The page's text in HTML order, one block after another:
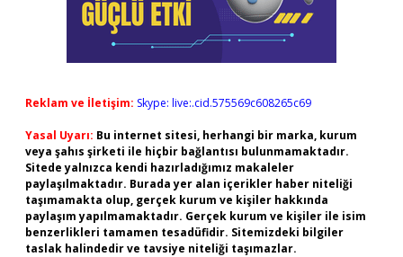
Reklam ve İletişim: Skype: live:.cid.575569c608265c69
Yasal Uyarı: Bu internet sitesi, herhangi bir marka, kurum
veya şahıs şirketi ile hiçbir bağlantısı bulunmamaktadır.
Sitede yalnızca kendi hazırladığımız makaleler
paylaşılmaktadır. Burada yer alan içerikler haber niteliği
taşımamakta olup, gerçek kurum ve kişiler hakkında
paylaşım yapılmamaktadır. Gerçek kurum ve kişiler ile isim
benzerlikleri tamamen tesadüfidir. Sitemizdeki bilgiler
taslak halindedir ve tavsiye niteliği taşımazlar.